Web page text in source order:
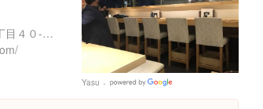
東京都文京区湯島３丁目４０-８ 栗田ビル 1F
Yasu
Places